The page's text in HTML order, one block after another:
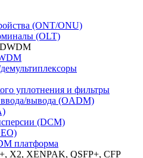
(ONT/ONU)
(OLT)
уплотнения и фильтры
вывода (OADM)
(DCM)
платформа